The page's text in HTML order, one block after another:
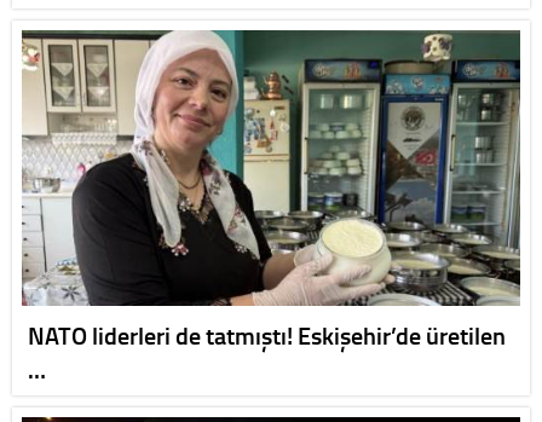
NATO liderleri de tatmıştı! Eskişehir’de üretilen
…